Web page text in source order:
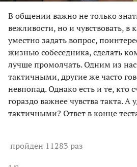
В общении важно не только
вежливости, но и чувствовать, в
уместно задать вопрос,
жизнью собеседника, сделать
лучше промолчать. Одним из
тактичными, другие же часто
невпопад. Однако есть и те, кто
гораздо важнее чувства такта. А
тактичными? Ответ в конце
пройден 11283 раз